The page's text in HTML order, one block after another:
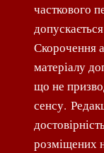
часткового
Скорочення
матеріалу
що не
сенсу.
розміщених